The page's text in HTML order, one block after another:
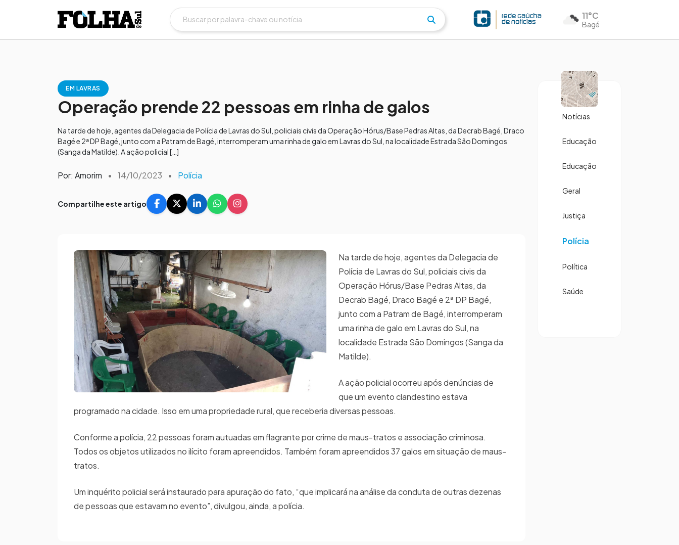
11°C
Bagé
EM LAVRAS
Operação prende 22 pessoas em rinha de galos
Na tarde de hoje, agentes da Delegacia de Polícia de Lavras do Sul, policiais civis da Operação Hórus/Base Pedras Altas, da Decrab Bagé, Draco
Bagé e 2ª DP Bagé, junto com a Patram de Bagé, interromperam uma rinha de galo em Lavras do Sul, na localidade Estrada São Domingos
(Sanga da Matilde). A ação policial […]
Por: Amorim • 14/10/2023 • Polícia
Compartilhe este artigo
Na tarde de hoje, agentes da Delegacia de
Polícia de Lavras do Sul, policiais civis da
Operação Hórus/Base Pedras Altas, da
Decrab Bagé, Draco Bagé e 2ª DP Bagé,
junto com a Patram de Bagé, interromperam
uma rinha de galo em Lavras do Sul, na
localidade Estrada São Domingos (Sanga da
Matilde).
A ação policial ocorreu após denúncias de
que um evento clandestino estava
programado na cidade. Isso em uma propriedade rural, que receberia diversas pessoas.
Conforme a polícia, 22 pessoas foram autuadas em flagrante por crime de maus-tratos e associação criminosa.
Todos os objetos utilizados no ilícito foram apreendidos. Também foram apreendidos 37 galos em situação de maus-
tratos.
Um inquérito policial será instaurado para apuração do fato, “que implicará na análise da conduta de outras dezenas
de pessoas que estavam no evento”, divulgou, ainda, a polícia.
Notícias
Educação
Educação
Geral
Justiça
Polícia
Política
Saúde